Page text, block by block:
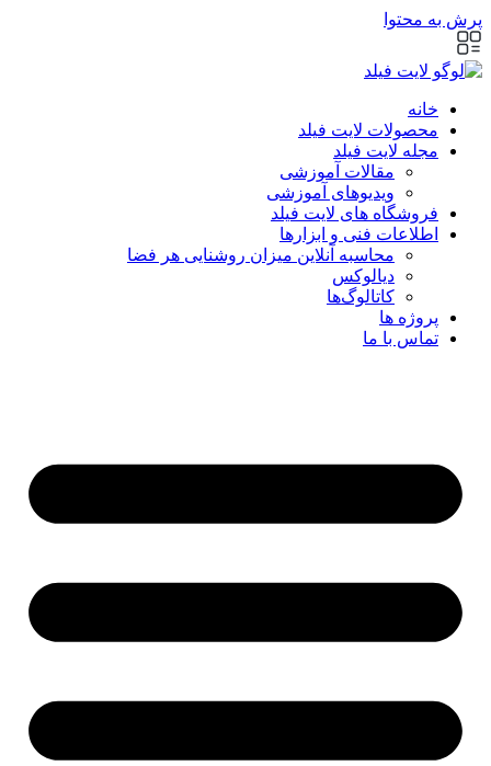
پرش به محتوا
خانه
محصولات لایت فیلد
مجله لایت فیلد
مقالات آموزشی
ویدیوهای آموزشی
فروشگاه های لایت فیلد
اطلاعات فنی و ابزارها
محاسبه آنلاین میزان روشنایی هر فضا
دیالوکس
کاتالوگ‌ها
پروژه ها
تماس با ما